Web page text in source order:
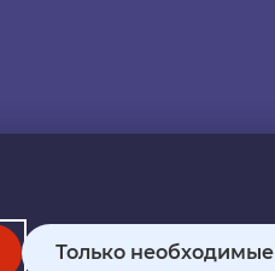
Только необходимые